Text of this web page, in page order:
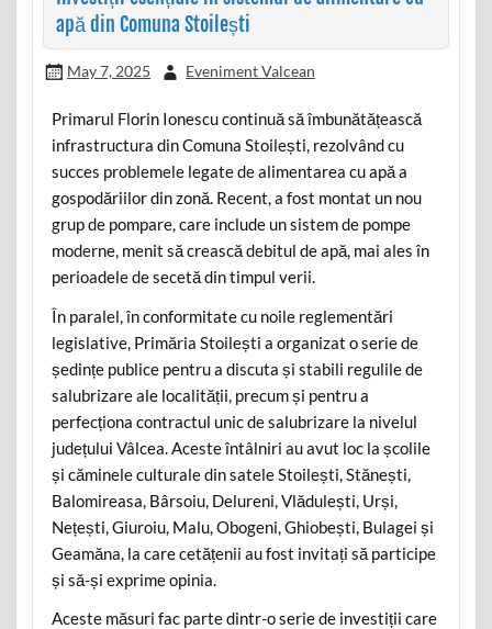
apă din Comuna Stoilești
May 7, 2025 Eveniment Valcean
Primarul Florin Ionescu continuă să îmbunătățească
infrastructura din Comuna Stoilești, rezolvând cu
succes problemele legate de alimentarea cu apă a
gospodăriilor din zonă. Recent, a fost montat un nou
grup de pompare, care include un sistem de pompe
moderne, menit să crească debitul de apă, mai ales în
perioadele de secetă din timpul verii.
În paralel, în conformitate cu noile reglementări
legislative, Primăria Stoilești a organizat o serie de
ședințe publice pentru a discuta și stabili regulile de
salubrizare ale localității, precum și pentru a
perfecționa contractul unic de salubrizare la nivelul
județului Vâlcea. Aceste întâlniri au avut loc la școlile
și căminele culturale din satele Stoilești, Stănești,
Balomireasa, Bârsoiu, Delureni, Vlădulești, Urși,
Nețești, Giuroiu, Malu, Obogeni, Ghiobești, Bulagei și
Geamăna, la care cetățenii au fost invitați să participe
și să-și exprime opinia.
Aceste măsuri fac parte dintr-o serie de investiții care